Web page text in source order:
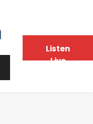
Listen
Live